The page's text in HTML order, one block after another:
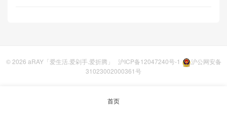
© 2026 aRAY「爱生活.爱剁手.爱折腾」 沪ICP备12047240号-1
沪公网安备
31023002000361号
首页